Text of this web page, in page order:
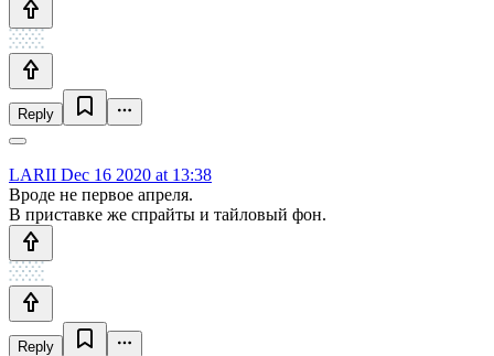
Reply
LARII Dec 16 2020 at 13:38
Вроде не первое апреля.
В приставке же спрайты и тайловый фон.
Reply